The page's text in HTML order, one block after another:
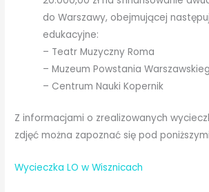
do Warszawy, obejmującej
edukacyjne:
– Teatr Muzyczny Roma
– Muzeum Powstania
– Centrum Nauki Kopernik
Z informacjami o zrealizowanych
zdjęć można zapoznać się pod
Wycieczka LO w Wisznicach